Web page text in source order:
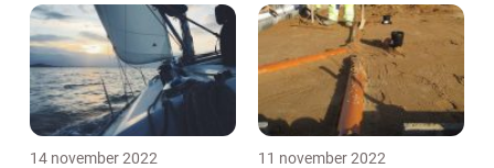
14 november 2022 11 november 2022